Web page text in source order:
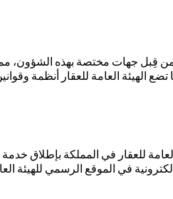
قِبل جهات مختصة بهذه الشؤون،
تضع الهيئة العامة للعقار أنظمة
للعقار في المملكة بإطلاق
في الموقع الرسمي للهيئة